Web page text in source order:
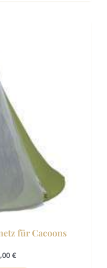
für Cacoons
€
auf
der
Produktseite
gewählt
werden